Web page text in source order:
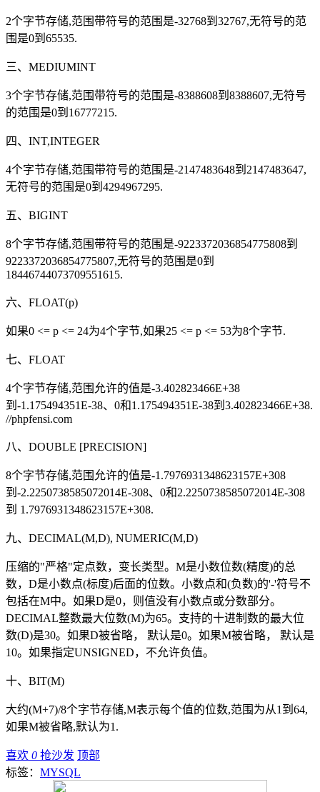
2个字节存储,范围带符号的范围是-32768到32767,无符号的范
围是0到65535.
三、MEDIUMINT
3个字节存储,范围带符号的范围是-8388608到8388607,无符号
的范围是0到16777215.
四、INT,INTEGER
4个字节存储,范围带符号的范围是-2147483648到2147483647,
无符号的范围是0到4294967295.
五、BIGINT
8个字节存储,范围带符号的范围是-9223372036854775808到
9223372036854775807,无符号的范围是0到
18446744073709551615.
六、FLOAT(p)
如果0 <= p <= 24为4个字节,如果25 <= p <= 53为8个字节.
七、FLOAT
4个字节存储,范围允许的值是-3.402823466E+38
到-1.175494351E-38、0和1.175494351E-38到3.402823466E+38.
//phpfensi.com
八、DOUBLE [PRECISION]
8个字节存储,范围允许的值是-1.7976931348623157E+308
到-2.2250738585072014E-308、0和2.2250738585072014E-308
到 1.7976931348623157E+308.
九、DECIMAL(M,D), NUMERIC(M,D)
压缩的"严格"定点数，变长类型。M是小数位数(精度)的总
数，D是小数点(标度)后面的位数。小数点和(负数)的'-'符号不
包括在M中。如果D是0，则值没有小数点或分数部分。
DECIMAL整数最大位数(M)为65。支持的十进制数的最大位
数(D)是30。如果D被省略， 默认是0。如果M被省略， 默认是
10。如果指定UNSIGNED，不允许负值。
十、BIT(M)
大约(M+7)/8个字节存储,M表示每个值的位数,范围为从1到64,
如果M被省略,默认为1.
喜欢 0 抢沙发 顶部
标签： MYSQL